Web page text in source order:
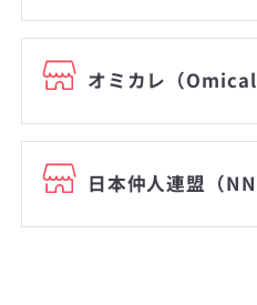
オミカレ（
日本仲人連盟（